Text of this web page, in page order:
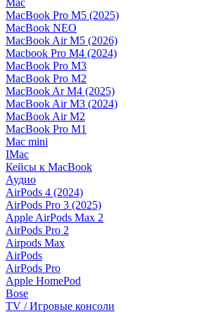
Mac
MacBook Pro M5 (2025)
MacBook NEO
MacBook Air M5 (2026)
Macbook Pro M4 (2024)
MacBook Pro M3
MacBook Pro M2
MacBook Ar M4 (2025)
MacBook Air M3 (2024)
MacBook Air M2
MacBook Pro M1
Mac mini
IMac
Кейсы к MacBook
Аудио
AirPods 4 (2024)
AirPods Pro 3 (2025)
Apple AirPods Max 2
AirPods Pro 2
Airpods Max
AirPods
AirPods Pro
Apple HomePod
Bose
TV / Игровые консоли